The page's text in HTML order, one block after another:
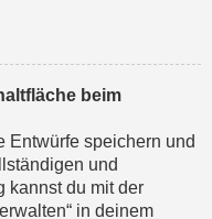
beim
Entwürfe speichern und
und
kannst du mit der
in deinem